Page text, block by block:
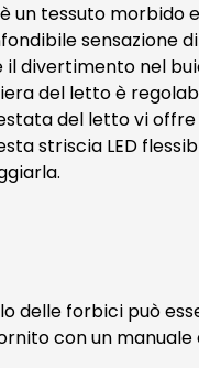
un tessuto morbido
sensazione
il divertimento nel
del letto è
del letto vi
striscia LED
delle forbici può
con un